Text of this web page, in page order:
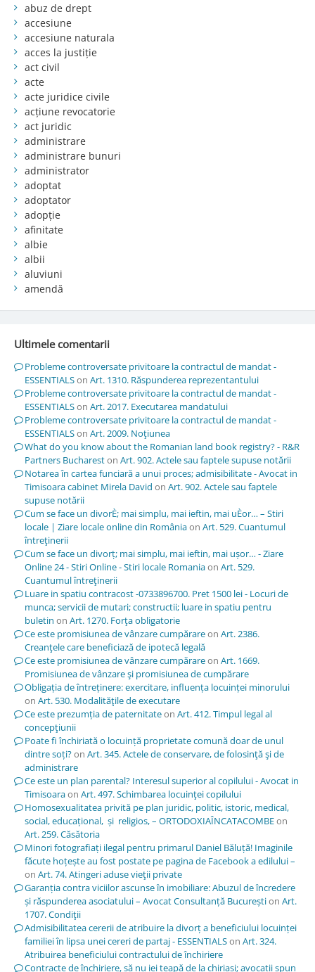
abuz de drept
accesiune
accesiune naturala
acces la justiție
act civil
acte
acte juridice civile
acțiune revocatorie
act juridic
administrare
administrare bunuri
administrator
adoptat
adoptator
adopție
afinitate
albie
albii
aluviuni
amendă
Ultimele comentarii
Probleme controversate privitoare la contractul de mandat -
ESSENTIALSon Art. 1310. Răspunderea reprezentantului
Probleme controversate privitoare la contractul de mandat -
ESSENTIALSon Art. 2017. Executarea mandatului
Probleme controversate privitoare la contractul de mandat -
ESSENTIALSon Art. 2009. Noţiunea
What do you know about the Romanian land book registry? - R&R
Partners Buchareston Art. 902. Actele sau faptele supuse notării
Notarea în cartea funciară a unui proces; admisibilitate - Avocat in
Timisoara cabinet Mirela David on Art. 902. Actele sau faptele
supuse notării
Cum se face un divorÈ; mai simplu, mai ieftin, mai uÈor… – Stiri
locale | Ziare locale online din Româniaon Art. 529. Cuantumul
întreţinerii
Cum se face un divorț; mai simplu, mai ieftin, mai ușor… - Ziare
Online 24 - Stiri Online - Stiri locale Romaniaon Art. 529.
Cuantumul întreţinerii
Luare in spatiu contracost -0733896700. Pret 1500 lei - Locuri de
munca; servicii de mutari; constructii; luare in spatiu pentru
buletin on Art. 1270. Forţa obligatorie
Ce este promisiunea de vânzare cumpărareon Art. 2386.
Creanţele care beneficiază de ipotecă legală
Ce este promisiunea de vânzare cumpărareon Art. 1669.
Promisiunea de vânzare şi promisiunea de cumpărare
Obligația de întreținere: exercitare, influența locuinței minorului
on Art. 530. Modalităţile de executare
Ce este prezumția de paternitateon Art. 412. Timpul legal al
concepţiunii
Poate fi închiriată o locuință proprietate comună doar de unul
dintre soți?on Art. 345. Actele de conservare, de folosinţă şi de
administrare
Ce este un plan parental? Interesul superior al copilului - Avocat in
Timisoaraon Art. 497. Schimbarea locuinţei copilului
Homosexualitatea privită pe plan juridic, politic, istoric, medical,
social, educațional, și religios, – ORTODOXIAÎNCATACOMBEon
Art. 259. Căsătoria
Minori fotografiați ilegal pentru primarul Daniel Băluță! Imaginile
făcute hoțește au fost postate pe pagina de Facebook a edilului –
on Art. 74. Atingeri aduse vieţii private
Garanția contra viciilor ascunse în imobiliare: Abuzul de încredere
și răspunderea asociatului – Avocat Consultanță Bucureștion Art.
1707. Condiţii
Admisibilitatea cererii de atribuire la divorț a beneficiului locuinței
familiei în lipsa unei cereri de partaj - ESSENTIALSon Art. 324.
Atribuirea beneficiului contractului de închiriere
Contracte de închiriere, să nu iei țeapă de la chiriași; avocații spun